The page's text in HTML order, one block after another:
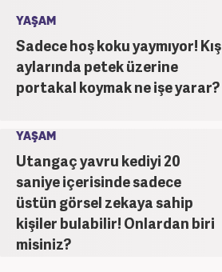
YAŞAM
Sadece hoş koku yaymıyor! Kış
aylarında petek üzerine
portakal koymak ne işe yarar?
YAŞAM
Utangaç yavru kediyi 20
saniye içerisinde sadece
üstün görsel zekaya sahip
kişiler bulabilir! Onlardan biri
misiniz?